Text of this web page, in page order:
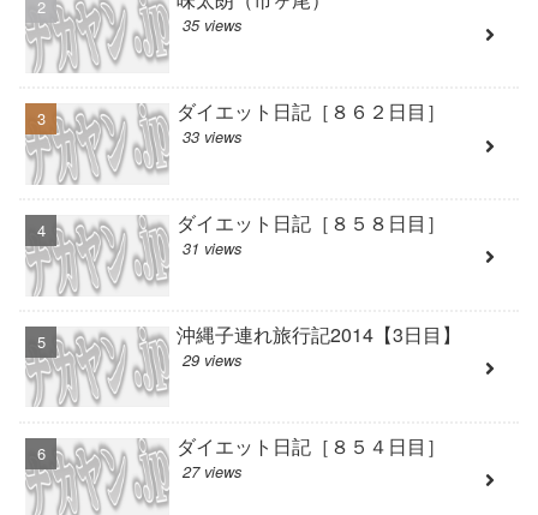
35 views
ダイエット日記［８６２日目］
33 views
ダイエット日記［８５８日目］
31 views
沖縄子連れ旅行記2014【3日目】
29 views
ダイエット日記［８５４日目］
27 views